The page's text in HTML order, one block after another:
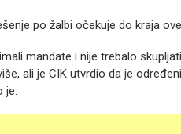
po žalbi očekuje do kraja
mandate i nije trebalo
ali je CIK utvrdio da je
je.